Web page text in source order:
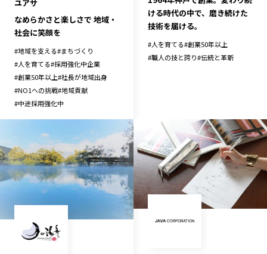
ユアサ
なめらかさと楽しさで 地域・
社会に笑顔を
#地域を支える#まちづくり
#人を育てる#採用強化中企業
#創業50年以上#社長が地域出身
#NO1への挑戦#地域貢献
#中途採用強化中
ける時代の中で、磨き続けた
技術を届ける。
#人を育てる#創業50年以上
#職人の技と誇り#伝統と革新